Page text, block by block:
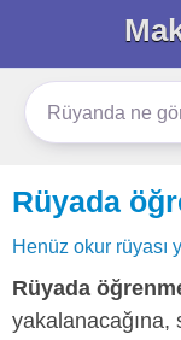
Rüyada
Henüz okur rüyası
Rüyada
yakalanacağına,